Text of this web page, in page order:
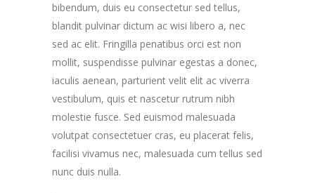
bibendum, duis eu consectetur sed tellus,
blandit pulvinar dictum ac wisi libero a, nec
sed ac elit. Fringilla penatibus orci est non
mollit, suspendisse pulvinar egestas a donec,
iaculis aenean, parturient velit elit ac viverra
vestibulum, quis et nascetur rutrum nibh
molestie fusce. Sed euismod malesuada
volutpat consectetuer cras, eu placerat felis,
facilisi vivamus nec, malesuada cum tellus sed
nunc duis nulla.